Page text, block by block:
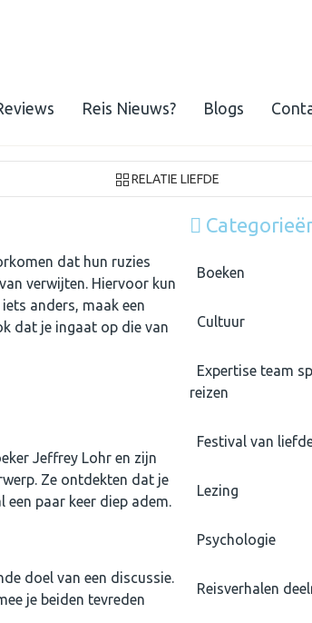
Reis Nieuws? Blogs
RELATIE LIEFDE
dat hun ruzies
verwijten. Hiervoor kun
anders, maak een
dat je ingaat op die van
Jeffrey Lohr en zijn
Ze ontdekten dat je
paar keer diep adem.
doel van een discussie.
je beiden tevreden
Boeken
Cultuur
Expertise team
reizen
Festival van
Lezing
Psychologie
Reisverhalen